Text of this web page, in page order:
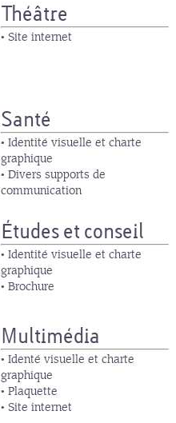
Théâtre
• Site internet
Santé
• Identité visuelle et charte
graphique
• Divers supports de
communication
Études et conseil
• Identité visuelle et charte
graphique
• Brochure
Multimédia
• Identé visuelle et charte
graphique
• Plaquette
• Site internet